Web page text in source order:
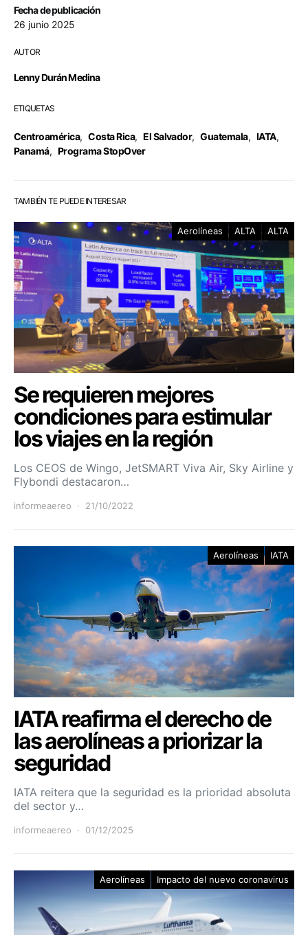
Fecha de publicación
26 junio 2025
AUTOR
Lenny Durán Medina
ETIQUETAS
Centroamérica, Costa Rica, El Salvador, Guatemala, IATA,
Panamá, Programa StopOver
TAMBIÉN TE PUEDE INTERESAR
Aerolíneas ALTA ALTA
Se requieren mejores
condiciones para estimular
los viajes en la región
Los CEOS de Wingo, JetSMART Viva Air, Sky Airline y
Flybondi destacaron…
informeaereo 21/10/2022
Aerolíneas IATA
IATA reafirma el derecho de
las aerolíneas a priorizar la
seguridad
IATA reitera que la seguridad es la prioridad absoluta
del sector y…
informeaereo 01/12/2025
Aerolíneas Impacto del nuevo coronavirus